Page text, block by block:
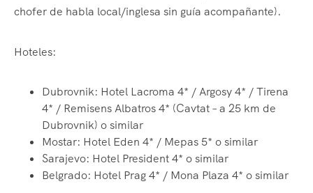
chofer de habla local/inglesa sin guía acompañante).
Hoteles:
Dubrovnik: Hotel Lacroma 4* / Argosy 4* / Tirena
4* / Remisens Albatros 4* (Cavtat – a 25 km de
Dubrovnik) o similar
Mostar: Hotel Eden 4* / Mepas 5* o similar
Sarajevo: Hotel President 4* o similar
Belgrado: Hotel Prag 4* / Mona Plaza 4* o similar